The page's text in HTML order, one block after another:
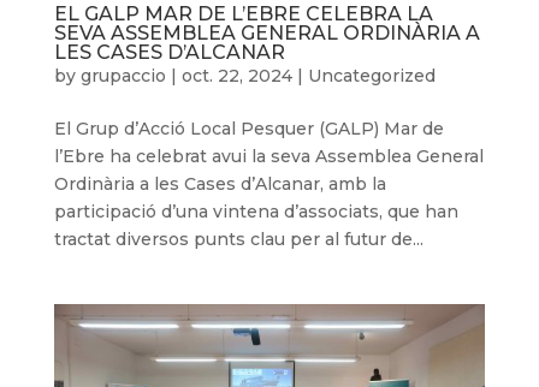
EL GALP MAR DE L’EBRE CELEBRA LA
SEVA ASSEMBLEA GENERAL ORDINÀRIA A
LES CASES D’ALCANAR
by grupaccio | oct. 22, 2024| Uncategorized
El Grup d’Acció Local Pesquer (GALP) Mar de
l’Ebre ha celebrat avui la seva Assemblea General
Ordinària a les Cases d’Alcanar, amb la
participació d’una vintena d’associats, que han
tractat diversos punts clau per al futur de...